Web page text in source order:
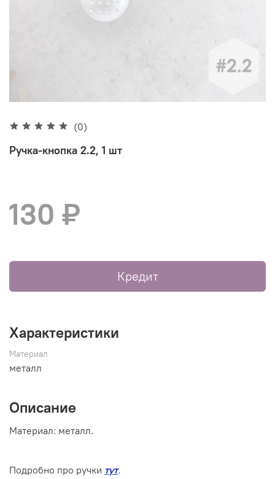
(0)
Ручка-кнопка 2.2, 1 шт
130 ₽
Кредит
Характеристики
Материал
металл
Описание
Материал: металл.
Подробно про ручки тут.